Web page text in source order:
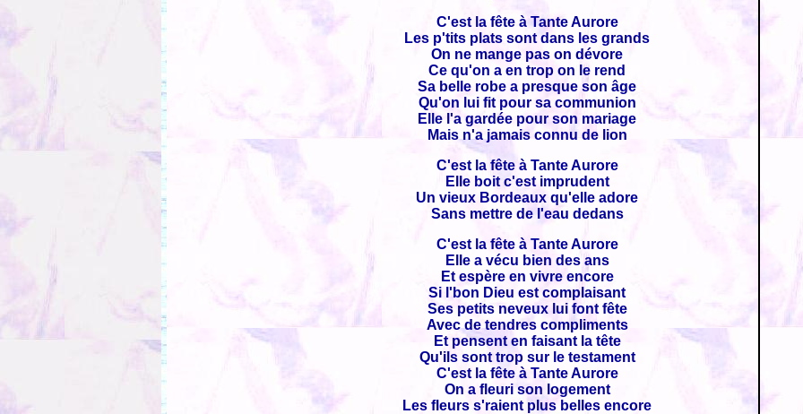
C'est la fête à Tante Aurore
Les p'tits plats sont dans les grands
On ne mange pas on dévore
Ce qu'on a en trop on le rend
Sa belle robe a presque son âge
Qu'on lui fit pour sa communion
Elle l'a gardée pour son mariage
Mais n'a jamais connu de lion
C'est la fête à Tante Aurore
Elle boit c'est imprudent
Un vieux Bordeaux qu'elle adore
Sans mettre de l'eau dedans
C'est la fête à Tante Aurore
Elle a vécu bien des ans
Et espère en vivre encore
Si l'bon Dieu est complaisant
Ses petits neveux lui font fête
Avec de tendres compliments
Et pensent en faisant la tête
Qu'ils sont trop sur le testament
C'est la fête à Tante Aurore
On a fleuri son logement
Les fleurs s'raient plus belles encore